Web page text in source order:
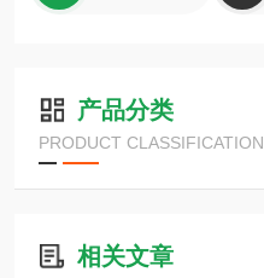
产品分类
PRODUCT CLASSIFICATION
相关文章